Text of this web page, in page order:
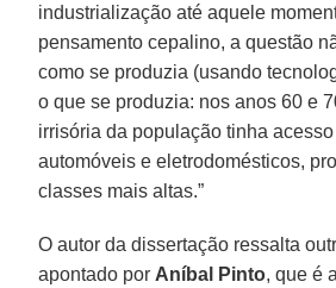
industrialização até aquele
pensamento cepalino, a questão
como se produzia (usando
o que se produzia: nos anos 60 e
irrisória da população tinha
automóveis e eletrodomésticos,
classes mais altas.”
O autor da dissertação ressalta
apontado por Aníbal Pinto, que é